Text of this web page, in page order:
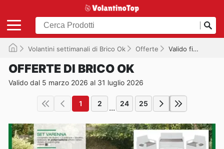
Volantini settimanali di Brico Ok Offerte Valido fino al 31/07/2026
OFFERTE DI BRICO OK
Valido dal 5 marzo 2026 al 31 luglio 2026
1 2 ... 24 25